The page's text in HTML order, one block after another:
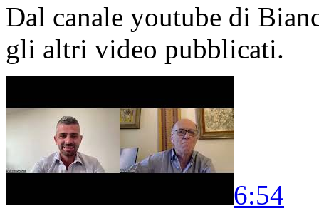
Dal canale youtube di
gli altri video pubblicati.
6:54